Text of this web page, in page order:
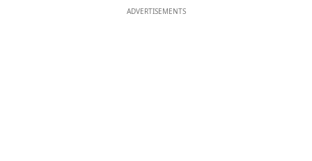
ADVERTISEMENTS